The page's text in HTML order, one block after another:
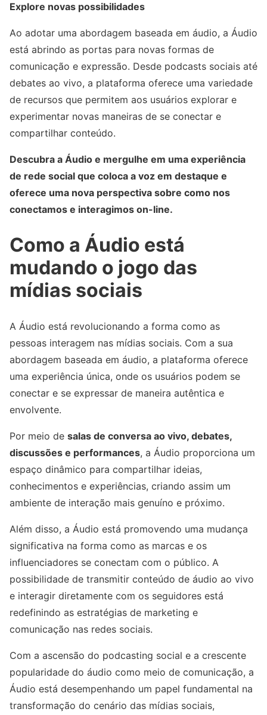
Explore novas possibilidades
Ao adotar uma abordagem baseada em áudio, a Áudio
está abrindo as portas para novas formas de
comunicação e expressão. Desde podcasts sociais até
debates ao vivo, a plataforma oferece uma variedade
de recursos que permitem aos usuários explorar e
experimentar novas maneiras de se conectar e
compartilhar conteúdo.
Descubra a Áudio e mergulhe em uma experiência
de rede social que coloca a voz em destaque e
oferece uma nova perspectiva sobre como nos
conectamos e interagimos on-line.
Como a Áudio está
mudando o jogo das
mídias sociais
A Áudio está revolucionando a forma como as
pessoas interagem nas mídias sociais. Com a sua
abordagem baseada em áudio, a plataforma oferece
uma experiência única, onde os usuários podem se
conectar e se expressar de maneira autêntica e
envolvente.
Por meio de salas de conversa ao vivo, debates,
discussões e performances, a Áudio proporciona um
espaço dinâmico para compartilhar ideias,
conhecimentos e experiências, criando assim um
ambiente de interação mais genuíno e próximo.
Além disso, a Áudio está promovendo uma mudança
significativa na forma como as marcas e os
influenciadores se conectam com o público. A
possibilidade de transmitir conteúdo de áudio ao vivo
e interagir diretamente com os seguidores está
redefinindo as estratégias de marketing e
comunicação nas redes sociais.
Com a ascensão do podcasting social e a crescente
popularidade do áudio como meio de comunicação, a
Áudio está desempenhando um papel fundamental na
transformação do cenário das mídias sociais,